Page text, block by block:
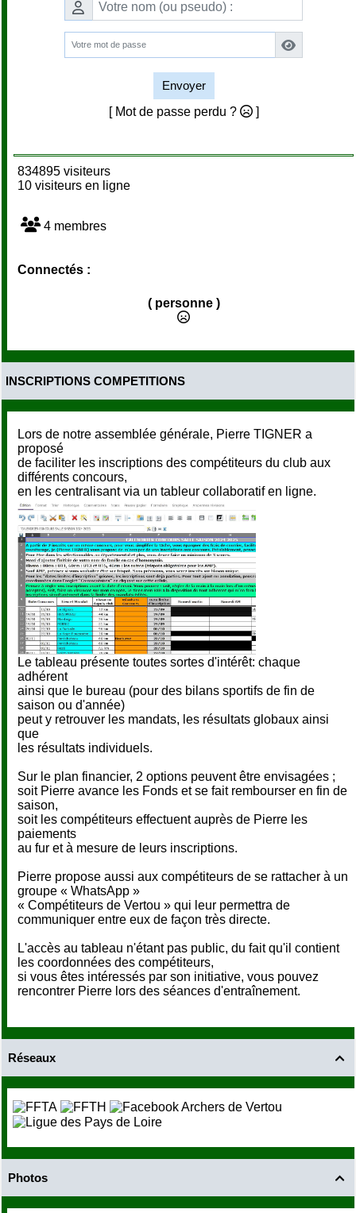
Envoyer
[ Mot de passe perdu ?
]
834895 visiteurs
10 visiteurs en ligne
4 membres
Connectés :
( personne )
INSCRIPTIONS COMPETITIONS
Lors de notre assemblée générale, Pierre TIGNER a
proposé
de faciliter les inscriptions des compétiteurs du club aux
différents concours,
en les centralisant via un tableur collaboratif en ligne.
Le tableau présente toutes sortes d'intérêt: chaque
adhérent
ainsi que le bureau (pour des bilans sportifs de fin de
saison ou d'année)
peut y retrouver les mandats, les résultats globaux ainsi
que
les résultats individuels.
Sur le plan financier, 2 options peuvent être envisagées ;
soit Pierre avance les Fonds et se fait rembourser en fin de
saison,
soit les compétiteurs effectuent auprès de Pierre les
paiements
au fur et à mesure de leurs inscriptions.
Pierre propose aussi aux compétiteurs de se rattacher à un
groupe « WhatsApp »
« Compétiteurs de Vertou » qui leur permettra de
communiquer entre eux de façon très directe.
L'accès au tableau n'étant pas public, du fait qu'il contient
les coordonnées des compétiteurs,
si vous êtes intéressés par son initiative, vous pouvez
rencontrer Pierre lors des séances d'entraînement.

Réseaux

Photos